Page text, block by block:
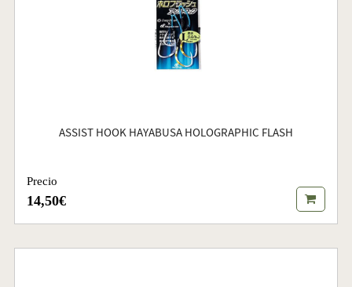
ASSIST HOOK HAYABUSA HOLOGRAPHIC FLASH
Precio
14,50€